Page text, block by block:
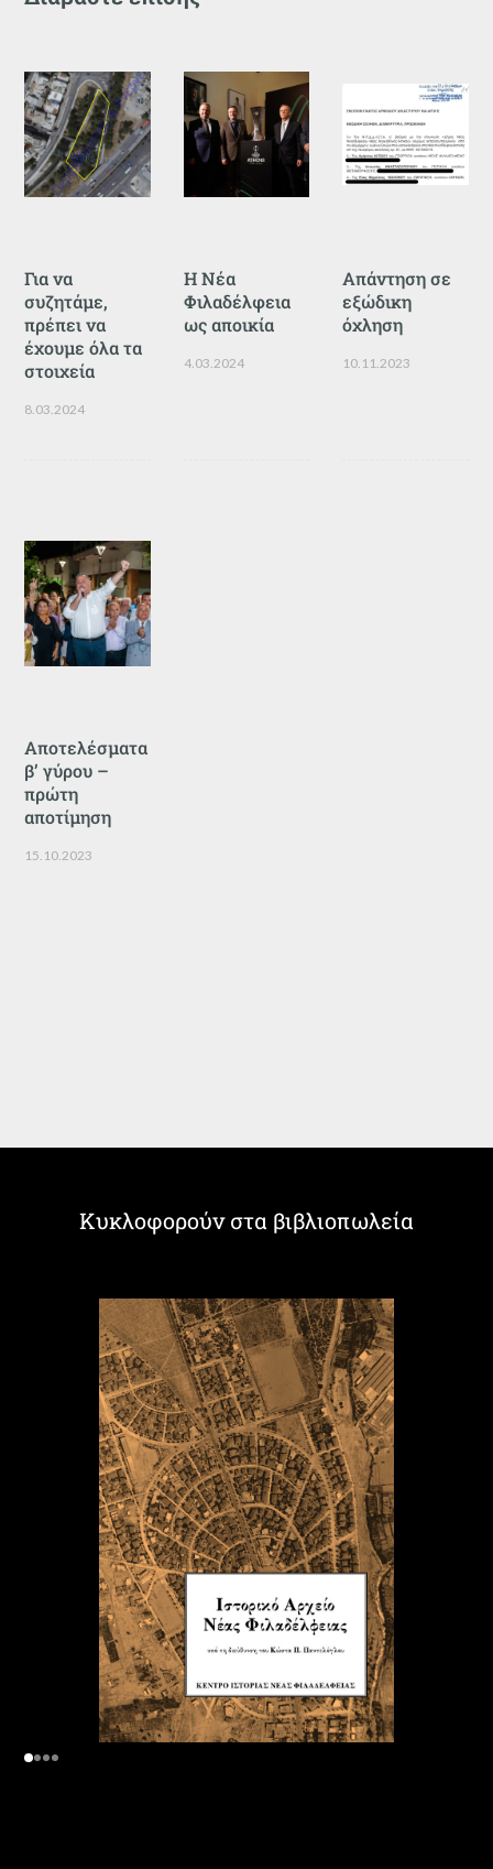
Για να
συζητάμε,
πρέπει να
έχουμε όλα τα
στοιχεία
8.03.2024
Η Νέα
Φιλαδέλφεια
ως αποικία
4.03.2024
Απάντηση σε
εξώδικη
όχληση
10.11.2023
Αποτελέσματα
β’ γύρου –
πρώτη
αποτίμηση
15.10.2023
Κυκλοφορούν στα βιβλιοπωλεία